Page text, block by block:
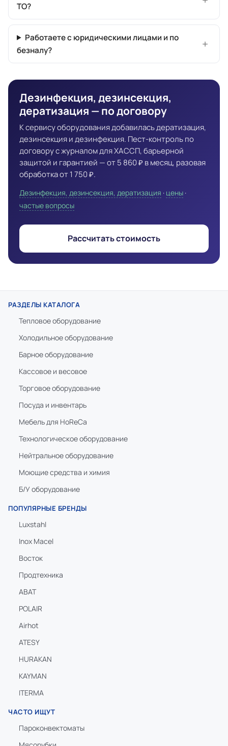
ТО?
Работаете с юридическими лицами и по
безналу?
Дезинфекция, дезинсекция,
дератизация — по договору
К сервису оборудования добавилась дератизация,
дезинсекция и дезинфекция. Пест-контроль по
договору с журналом для ХАССП, барьерной
защитой и гарантией — от 5 860 ₽ в месяц, разовая
обработка от 1 750 ₽.
Дезинфекция, дезинсекция, дератизация · цены ·
частые вопросы
Рассчитать стоимость
РАЗДЕЛЫ КАТАЛОГА
Тепловое оборудование
Холодильное оборудование
Барное оборудование
Кассовое и весовое
Торговое оборудование
Посуда и инвентарь
Мебель для HoReCa
Технологическое оборудование
Нейтральное оборудование
Моющие средства и химия
Б/У оборудование
ПОПУЛЯРНЫЕ БРЕНДЫ
Luxstahl
Inox Macel
Восток
Продтехника
ABAT
POLAIR
Airhot
ATESY
HURAKAN
KAYMAN
ITERMA
ЧАСТО ИЩУТ
Пароконвектоматы